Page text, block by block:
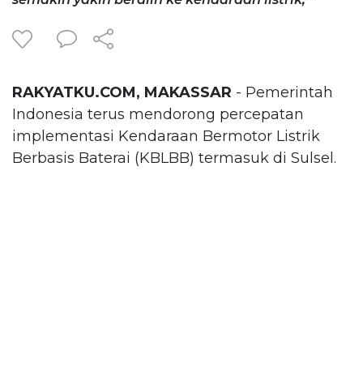
RAKYATKU.COM, MAKASSAR - Pemerintah
Indonesia terus mendorong percepatan
implementasi Kendaraan Bermotor Listrik
Berbasis Baterai (KBLBB) termasuk di Sulsel.